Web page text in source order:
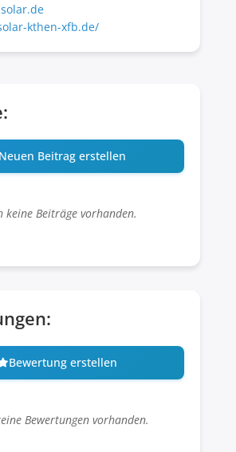
kthen-xfb.de/
Beitrag erstellen
keine Beiträge vorhanden.
Bewertung erstellen
Bewertungen vorhanden.